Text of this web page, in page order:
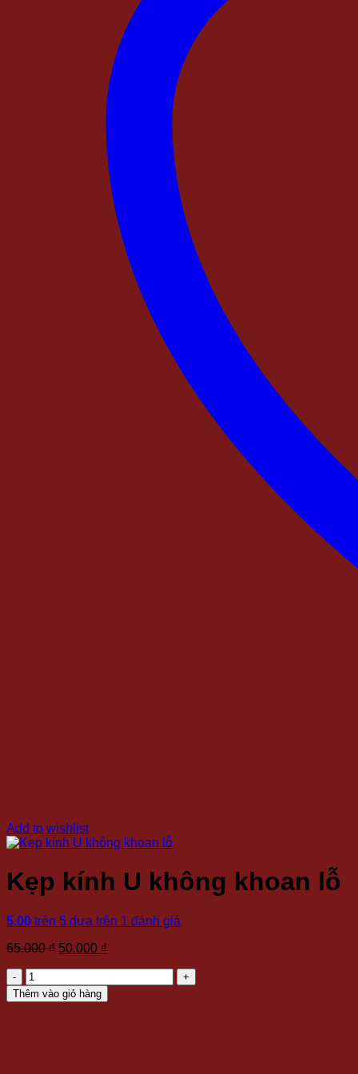
Add to wishlist
Kẹp kính U không khoan lỗ
5.00 trên 5 dựa trên 1 đánh giá
65.000₫ Giá
65.000 ₫.
50.000 ₫
là:
50.000 ₫.
Kẹp
kính
U
Thêm vào giỏ hàng